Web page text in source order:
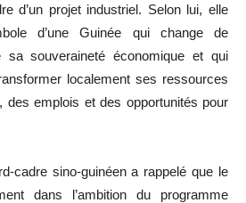
d’un projet industriel. Selon lui, elle
d’une Guinée qui change de
sa souveraineté économique et qui
localement ses ressources
des emplois et des opportunités pour
cadre sino-guinéen a rappelé que le
dans l’ambition du programme